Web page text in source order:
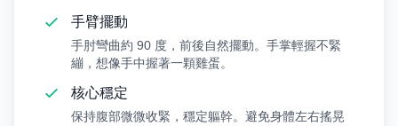
手臂擺動
手肘彎曲約 90 度，前後自然擺動。手掌輕握不緊
繃，想像手中握著一顆雞蛋。
核心穩定
保持腹部微微收緊，穩定軀幹。避免身體左右搖晃